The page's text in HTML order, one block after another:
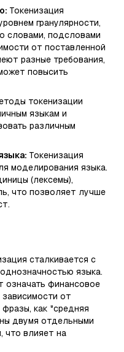
Токенизация
гранулярности,
словами, подсловами
от поставленной
разные требования,
повысить
токенизации
языкам и
различным
Токенизация
моделирования языка.
(лексемы),
что позволяет лучше
сталкивается с
языка.
означать финансовое
зависимости от
фразы, как "средняя
двумя отдельными
что влияет на